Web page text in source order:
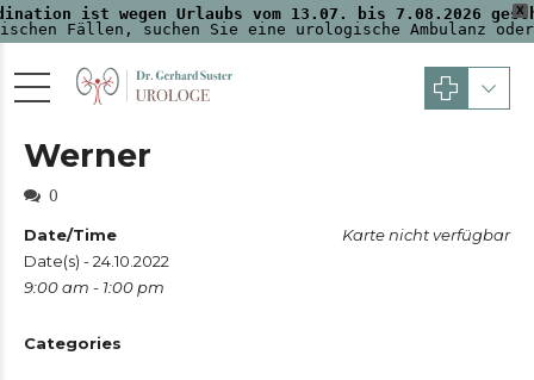
X
ist wegen Urlaubs vom 13.07. bis 7.08.2026
Fällen, suchen Sie eine urologische Ambulanz
Werner
0
Karte nicht verfügbar
Date/Time
Date(s) - 24.10.2022
9:00 am - 1:00 pm
Categories